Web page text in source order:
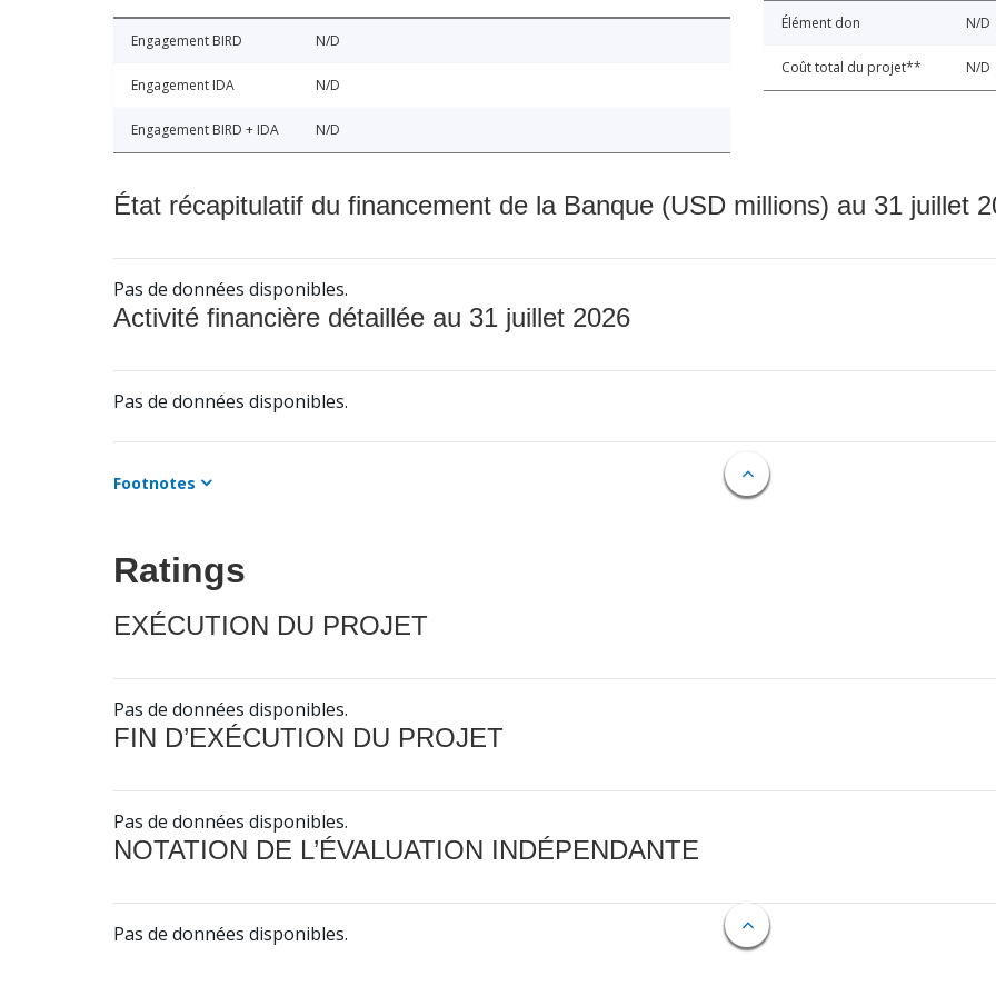
Engagement BIRD N/D
Engagement IDA N/D
Engagement BIRD + IDA N/D
Élément don N/D
Coût total du projet** N/D
État récapitulatif du financement de la Banque (USD millions) au 31 juillet
Pas de données disponibles.
Activité financière détaillée au 31 juillet 2026
Pas de données disponibles.
Footnotes
Ratings
EXÉCUTION DU PROJET
Pas de données disponibles.
FIN D’EXÉCUTION DU PROJET
Pas de données disponibles.
NOTATION DE L’ÉVALUATION INDÉPENDANTE
Pas de données disponibles.